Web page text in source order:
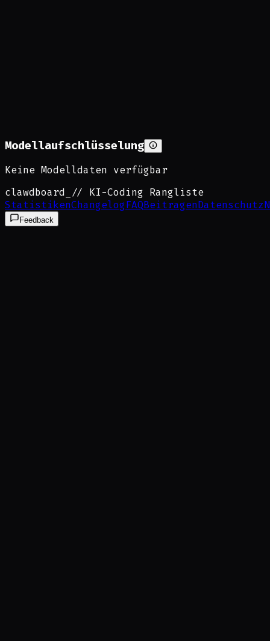
Modellaufschlüsselung
Keine Modelldaten verfügbar
clawdboard
// KI-Coding Rangliste
StatistikenChangelogFAQBeitragenDatenschutz
Feedback